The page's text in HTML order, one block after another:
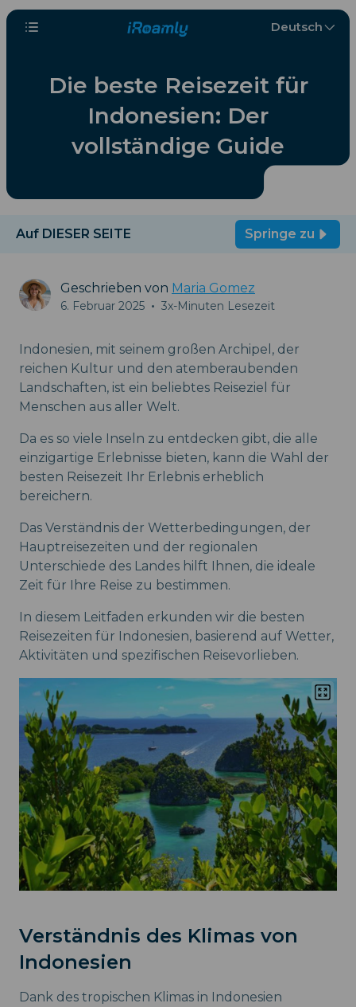
Deutsch
Die beste Reisezeit für
Indonesien: Der
vollständige Guide
Auf DIESER SEITE Springe zu
Geschrieben von Maria Gomez
6. Februar 2025 • 3x-Minuten Lesezeit
Indonesien, mit seinem großen Archipel, der
reichen Kultur und den atemberaubenden
Landschaften, ist ein beliebtes Reiseziel für
Menschen aus aller Welt.
Da es so viele Inseln zu entdecken gibt, die alle
einzigartige Erlebnisse bieten, kann die Wahl der
besten Reisezeit Ihr Erlebnis erheblich
bereichern.
Das Verständnis der Wetterbedingungen, der
Hauptreisezeiten und der regionalen
Unterschiede des Landes hilft Ihnen, die ideale
Zeit für Ihre Reise zu bestimmen.
In diesem Leitfaden erkunden wir die besten
Reisezeiten für Indonesien, basierend auf Wetter,
Aktivitäten und spezifischen Reisevorlieben.
Verständnis des Klimas von
Indonesien
Dank des tropischen Klimas in Indonesien